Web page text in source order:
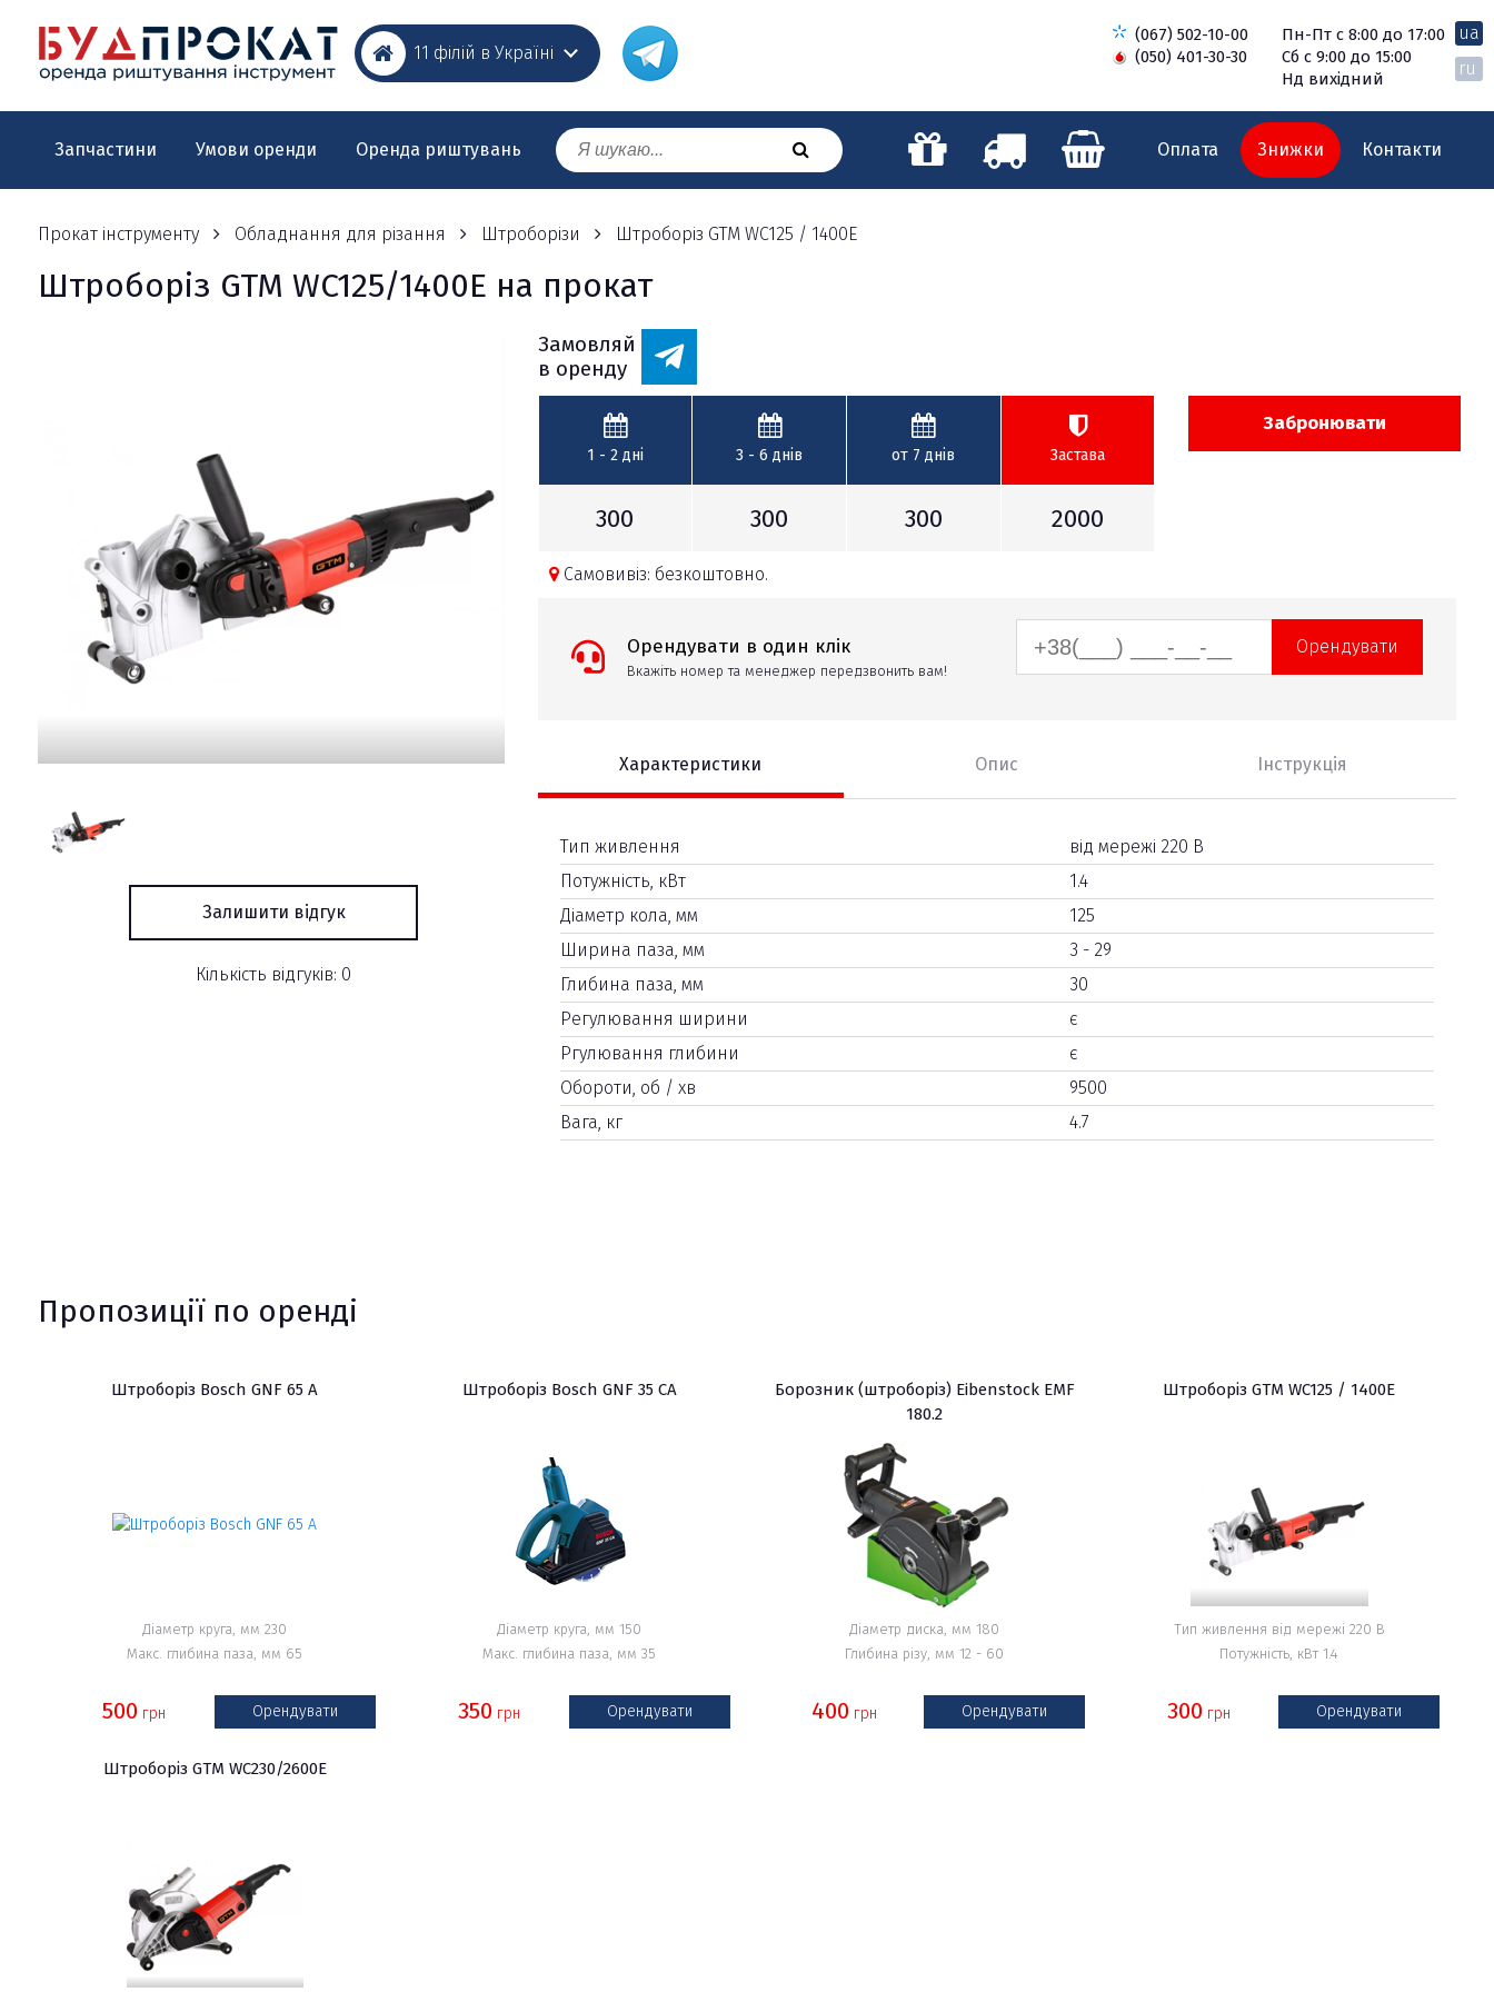
11 філій в Україні
Пн-Пт с 8:00 до 17:00
Сб с 9:00 до 15:00
Нд вихідний
(067) 502-10-00
(050) 401-30-30
Запчастини Умови оренди Оренда риштувань
ua
ru
Контакти
Оплата Знижки
Прокат інструменту Обладнання для різання Штроборізи Штроборіз GTM WC125 / 1400E
Штроборіз GTM WC125/1400E на прокат
Залишити відгук
Кількість відгуків: 0
Замовляй
в оренду
1 - 2дні
300
3 - 6 днів
300
от 7 днів
300
Застава
2000
Забронювати
Самовивіз: безкоштовно.
Орендувати в один клік
Вкажіть номер та менеджер передзвонить вам!
Орендувати
Характеристики Опис Інструкція
Тип живлення
від мережі 220 В
Потужність, кВт
1.4
Діаметр кола, мм
125
Ширина паза, мм
3 - 29
Глибина паза, мм
30
Регулювання ширини
є
Ргулювання глибини
є
Обороти, об / хв
9500
Вага, кг
4.7
Пропозиції по оренді
Штроборіз Bosch GNF 65 A
Діаметр круга, мм 230
Макс. глибина паза, мм 65
500 грн Орендувати
Штроборіз Bosch GNF 35 CA
Діаметр круга, мм 150
Макс. глибина паза, мм 35
350 грн Орендувати
Борозник (штроборіз) Eibenstock EMF
180.2
Діаметр диска, мм 180
Глибина різу, мм 12 - 60
400 грн Орендувати
Штроборіз GTM WC125 / 1400E
Тип живлення від мережі 220 В
Потужність, кВт 1.4
300 грн Орендувати
Штроборіз GTM WC230/2600E